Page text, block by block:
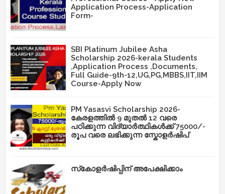
Application Process-Application
Form-
SBI Platinum Jubilee Asha
Scholarship 2026-kerala Students
,Application Process ,Documents,
Full Guide-9th-12,UG,PG,MBBS,IIT,IIM
Course-Apply Now
PM Yasasvi Scholarship 2026-
കേരളത്തിൽ 9 മുതൽ 12 വരെ
പഠിക്കുന്ന വിദ്യാർത്ഥികൾക്ക് 75000/-
രൂപ വരെ ലഭിക്കുന്ന സ്കോളർഷിപ്
സ്‌കോളർഷിപ്പിന് അപേക്ഷിക്കാം